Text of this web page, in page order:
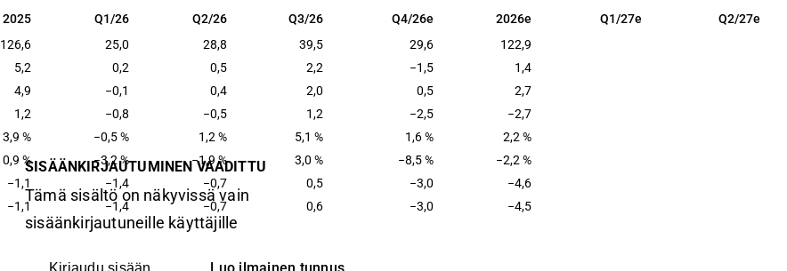
2025 Q1/26 Q2/26 Q3/26 Q4/26e 2026e Q1/27e Q2/27e
2025 Q1/26 Q2/26 Q3/26 Q4/26e 2026e Q1/27e
Q2/27e
126,6 25,0 28,8 39,5 29,6
122,9
5,2 0,2 0,5 2,2 −1,5
1,4
4,9 −0,1 0,4 2,0 0,5
2,7
1,2 −0,8 −0,5 1,2 −2,5
−2,7
3,9 % −0,5 % 1,2 % 5,1 % 1,6 %
2,2 %
0,9 % −3,2 % −1,9 % 3,0 % −8,5 %
−2,2 %
−1,1 −1,4 −0,7 0,5 −3,0
−4,6
−1,1 −1,4 −0,7 0,6 −3,0 −4,5
SISÄÄNKIRJAUTUMINEN VAADITTU
Tämä sisältö on näkyvissä vain
sisäänkirjautuneille käyttäjille
Kirjaudu sisään